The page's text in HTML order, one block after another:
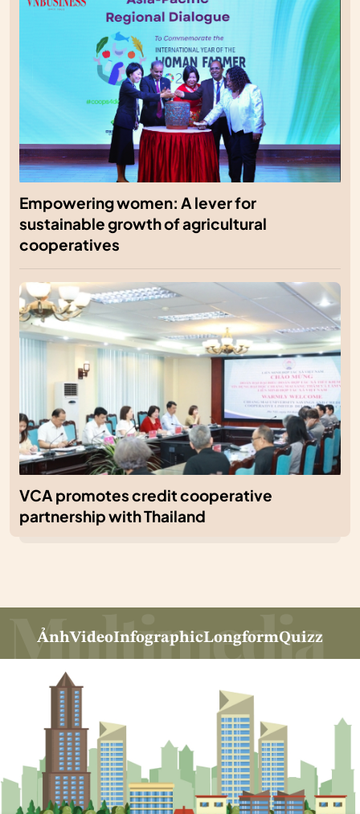
Empowering women: A lever for
sustainable growth of agricultural
cooperatives
VCA promotes credit cooperative
partnership with Thailand
ẢnhVideoInfographicLongformQuizz